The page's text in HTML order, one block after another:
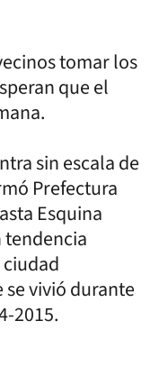
tomar los
que el
sin escala de
Prefectura
Esquina
tendencia
se vivió durante
2015.